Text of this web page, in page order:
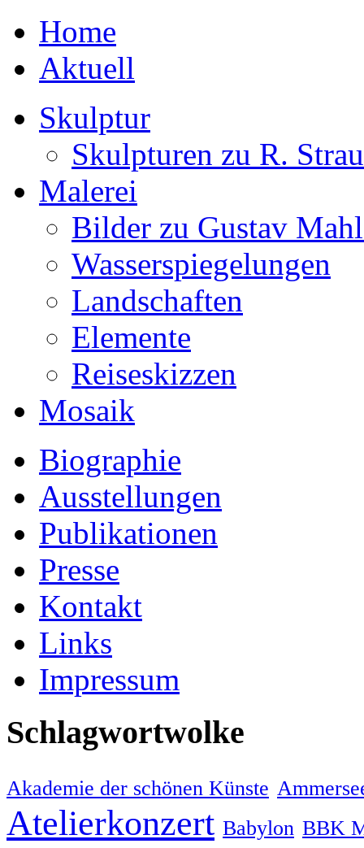
Home
Aktuell
Skulptur
Skulpturen zu R.
Malerei
Bilder zu Gustav
Wasserspiegelungen
Landschaften
Elemente
Reiseskizzen
Mosaik
Biographie
Ausstellungen
Publikationen
Presse
Kontakt
Links
Impressum
Schlagwortwolke
Akademie der schönen Künste
Atelierkonzert Babylon BBK